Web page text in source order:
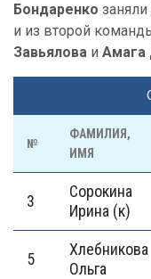
Бондаренко заняли
и из второй
Завьялова и Амага
№
ФАМИЛИЯ,
ИМЯ
3
Сорокина
Ирина (к)
5
Хлебникова
Ольга